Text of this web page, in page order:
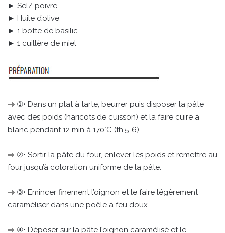
► Sel/ poivre
► Huile d’olive
► 1 botte de basilic
► 1 cuillère de miel
①• Dans un plat à tarte, beurrer puis disposer la pâte
avec des poids (haricots de cuisson) et la faire cuire à
blanc pendant 12 min à 170°C (th.5-6).
②• Sortir la pâte du four, enlever les poids et remettre au
four jusqu’à coloration uniforme de la pâte.
③• Emincer finement l’oignon et le faire légèrement
caraméliser dans une poêle à feu doux.
④• Déposer sur la pâte l’oignon caramélisé et le